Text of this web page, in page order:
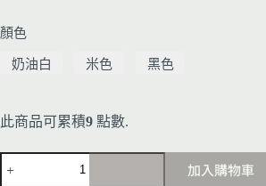
顏色
奶油白 米色 黑色
此商品可累積9 點數.
加入購物車